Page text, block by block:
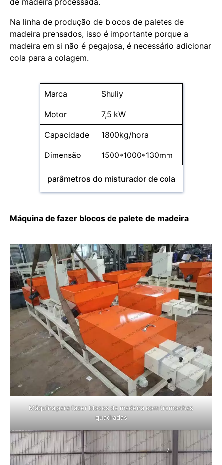
Na linha de produção de blocos de paletes de
madeira prensados, isso é importante porque a
madeira em si não é pegajosa, é necessário adicionar
cola para a colagem.
Marca Shuliy
Motor 7,5 kW
Capacidade 1800kg/hora
Dimensão 1500*1000*130mm
parâmetros do misturador de cola
Máquina de fazer blocos de palete de madeira
Máquina para fazer blocos de madeira com tremonhas
quadradas